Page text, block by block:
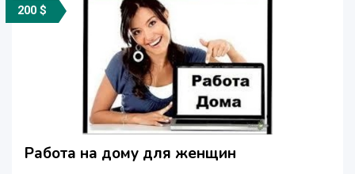
200 $
Работа на дому для женщин